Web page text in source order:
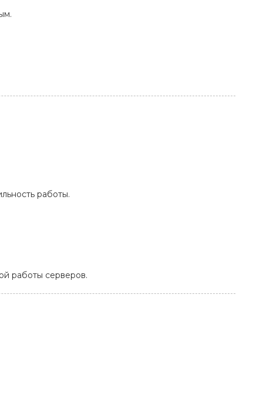
работы.
работы серверов.